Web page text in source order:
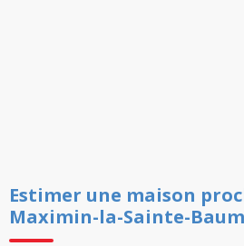
Estimer une maison
Maximin-la-Sainte-